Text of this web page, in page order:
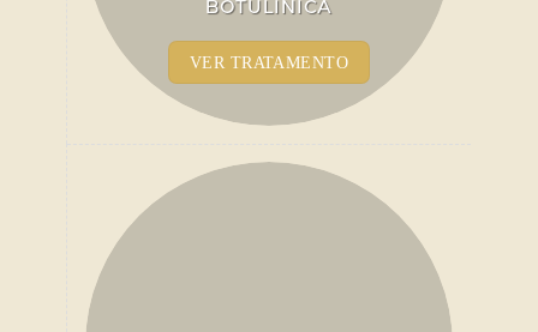
BOTULÍNICA
VER TRATAMENTO